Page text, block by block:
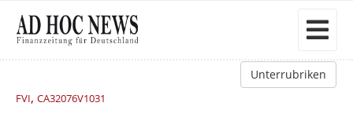
Unterrubriken
FVI, CA32076V1031